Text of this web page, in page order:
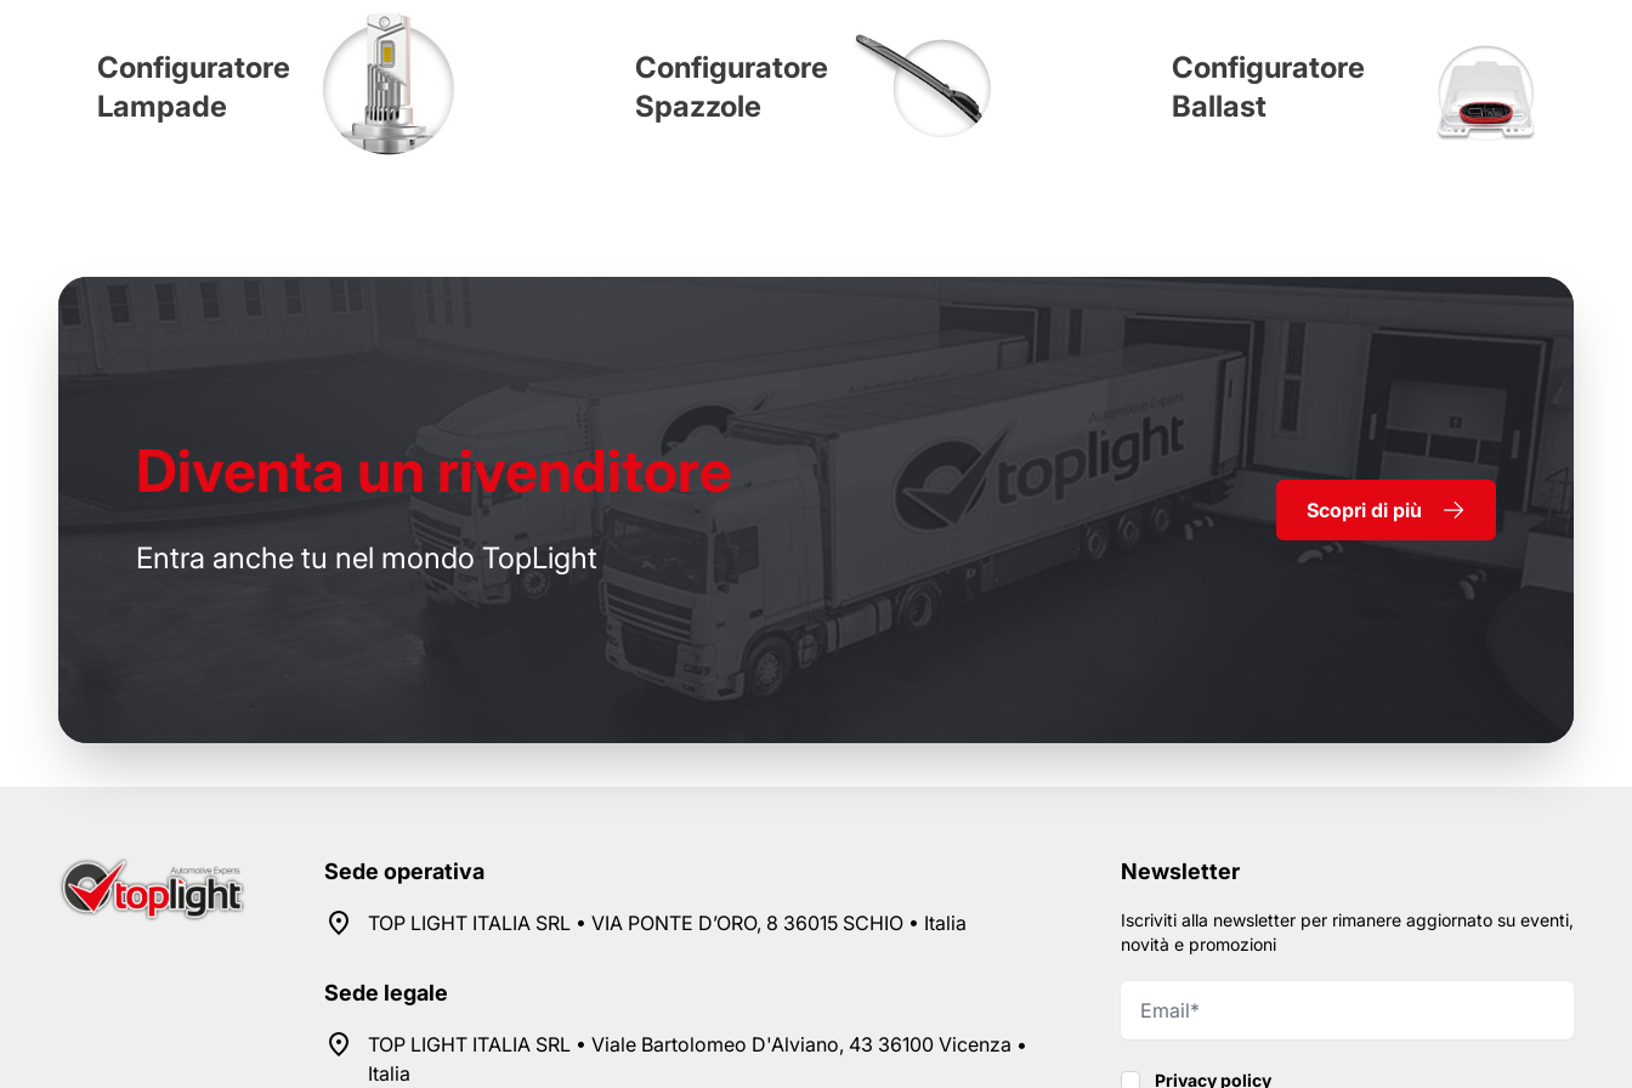
Configuratore
Lampade
Configuratore
Spazzole
Configuratore
Ballast
Diventa un rivenditore
Entra anche tu nel mondo TopLight
Scopri di più
Sede operativa
TOP LIGHT ITALIA SRL • VIA PONTE D’ORO, 8 36015 SCHIO • Italia
Sede legale
TOP LIGHT ITALIA SRL • Viale Bartolomeo D'Alviano, 43 36100 Vicenza •
Italia
Newsletter
Iscriviti alla newsletter per rimanere aggiornato su eventi,
novità e promozioni
Privacy policy